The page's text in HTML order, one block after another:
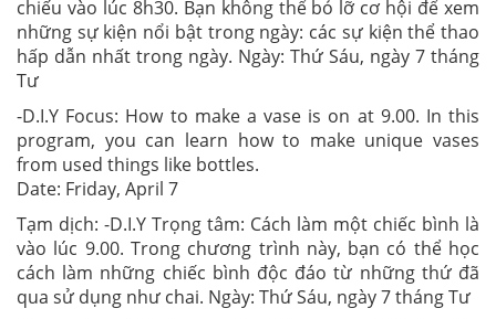
chiếu vào lúc 8h30. Bạn không thể bỏ lỡ cơ hội để xem
những sự kiện nổi bật trong ngày: các sự kiện thể thao
hấp dẫn nhất trong ngày. Ngày: Thứ Sáu, ngày 7 tháng
Tư
-D.I.Y Focus: How to make a vase is on at 9.00. In this
program, you can learn how to make unique vases
from used things like bottles.
Date: Friday, April 7
Tạm dịch: -D.I.Y Trọng tâm: Cách làm một chiếc bình là
vào lúc 9.00. Trong chương trình này, bạn có thể học
cách làm những chiếc bình độc đáo từ những thứ đã
qua sử dụng như chai. Ngày: Thứ Sáu, ngày 7 tháng Tư